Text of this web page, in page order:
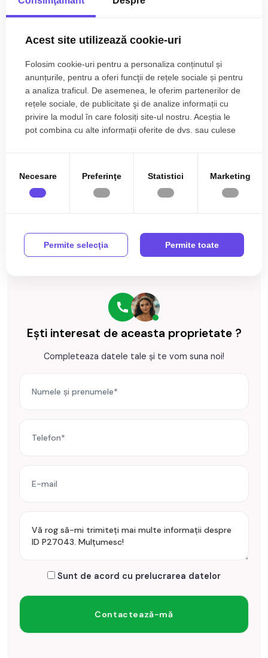
Utilitatile precum apa, curentul electric, gazul si fibra optica se
afla in zona, iar canalizarea urmeaza sa fie realizata in perioada
urmatoare.
amplasata aproape de Făgăraș si de Dejani, oferind acces
rapid catre punctele de interes din imprejurimi.
Prețul este de 22.000€. Specificați telefonic codul de oferta
/ id: P27043
Utilitati in zona
George Oana
apropiere Sat Savastreni
Ești interesat de aceasta proprietate ?
Completeaza datele tale și te vom suna noi!
Sunt de acord cu prelucrarea datelor
Acest site utilizează cookie-uri
Folosim cookie-uri pentru a personaliza conținutul și
anunțurile, pentru a oferi funcţii de rețele sociale și pentru
a analiza traficul. De asemenea, le oferim partenerilor de
rețele sociale, de publicitate şi de analize informații cu
privire la modul în care folosiți site-ul nostru. Aceștia le
pot combina cu alte informații oferite de dvs. sau culese
Necesare Preferinţe Statistici Marketing
Permite selecţia Permite toate